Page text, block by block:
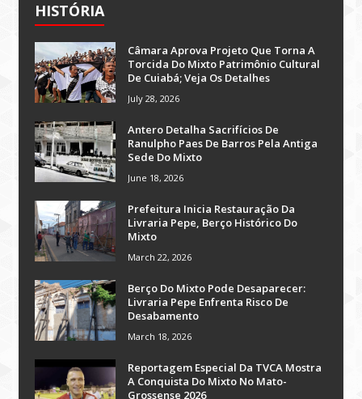
HISTÓRIA
Câmara Aprova Projeto Que Torna A
Torcida Do Mixto Patrimônio Cultural
De Cuiabá; Veja Os Detalhes
July 28, 2026
Antero Detalha Sacrifícios De
Ranulpho Paes De Barros Pela Antiga
Sede Do Mixto
June 18, 2026
Prefeitura Inicia Restauração Da
Livraria Pepe, Berço Histórico Do
Mixto
March 22, 2026
Berço Do Mixto Pode Desaparecer:
Livraria Pepe Enfrenta Risco De
Desabamento
March 18, 2026
Reportagem Especial Da TVCA Mostra
A Conquista Do Mixto No Mato-
Grossense 2026